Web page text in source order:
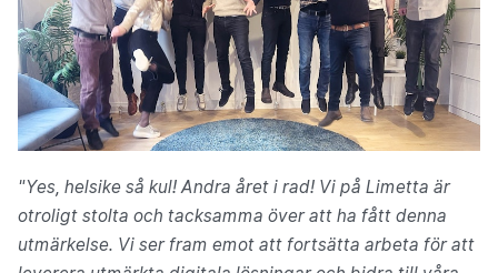
"Yes, helsike så kul! Andra året i rad! Vi på Limetta är
otroligt stolta och tacksamma över att ha fått denna
utmärkelse. Vi ser fram emot att fortsätta arbeta för att